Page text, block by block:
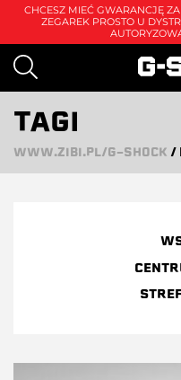
CHCESZ MIEĆ GWARANCJĘ
ZEGAREK PROSTO U
TAGI
WWW.ZIBI.PL/G-SHOCK /